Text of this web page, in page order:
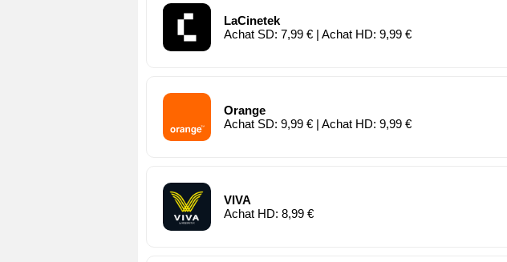
LaCinetek
Achat SD: 7,99 € | Achat HD: 9,99 €
Orange
Achat SD: 9,99 € | Achat HD: 9,99 €
VIVA
Achat HD: 8,99 €